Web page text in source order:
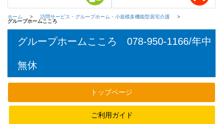
ホーム
訪問サービス・グループホーム・小規模多機能型居宅介護
グループホームこころ
グループホームこころ 078-950-1166/年中
無休
トップページ
ご利用ガイド